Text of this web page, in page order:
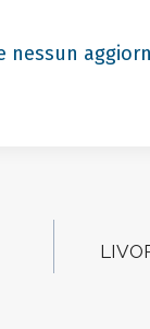
nessun